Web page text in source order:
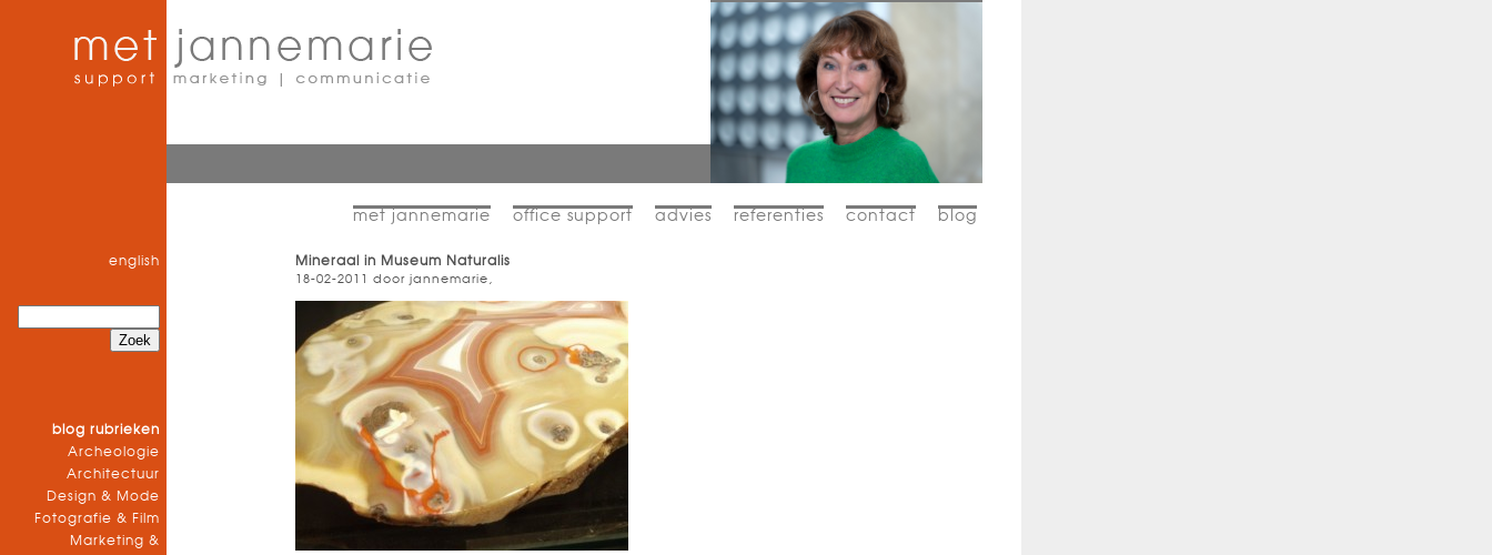
english
blog rubrieken
Archeologie
Architectuur
Design & Mode
Fotografie & Film
Marketing &
blog
contact
referenties
advies
office support
met jannemarie
Mineraal in Museum Naturalis
18-02-2011 door jannemarie,